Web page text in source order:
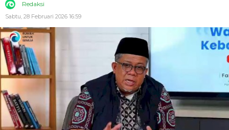
Redaksi
Sabtu, 28 Februari 2026 16:59